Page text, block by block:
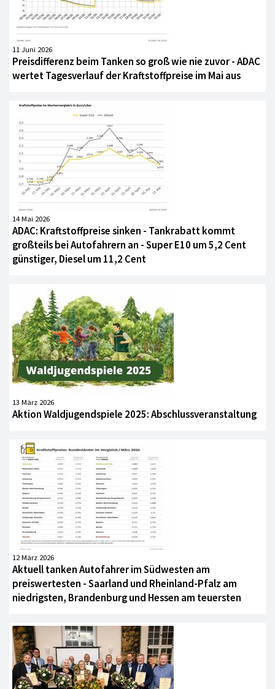
11 Juni 2026
Preisdifferenz beim Tanken so groß wie nie zuvor - ADAC
wertet Tagesverlauf der Kraftstoffpreise im Mai aus
14 Mai 2026
ADAC: Kraftstoffpreise sinken - Tankrabatt kommt
großteils bei Autofahrern an - Super E10 um 5,2 Cent
günstiger, Diesel um 11,2 Cent
13 März 2026
Aktion Waldjugendspiele 2025: Abschlussveranstaltung
12 März 2026
Aktuell tanken Autofahrer im Südwesten am
preiswertesten - Saarland und Rheinland-Pfalz am
niedrigsten, Brandenburg und Hessen am teuersten